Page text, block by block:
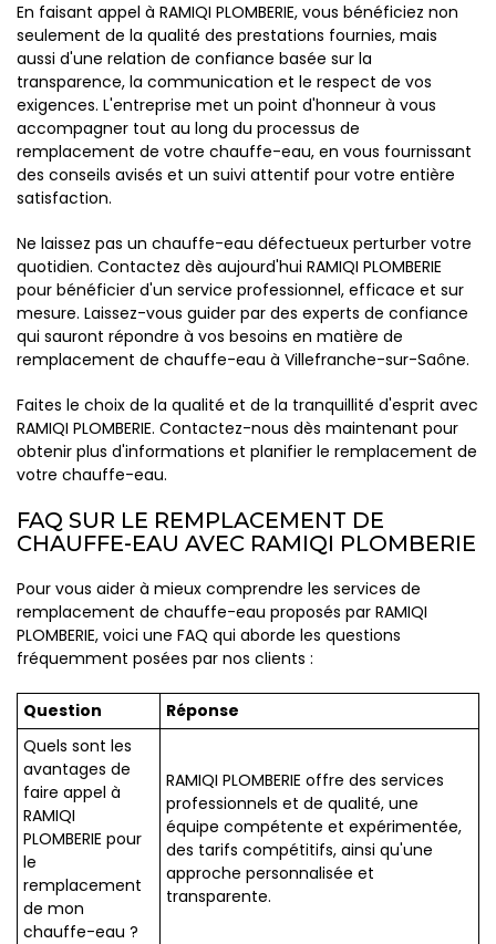
En faisant appel à RAMIQI PLOMBERIE, vous bénéficiez non
seulement de la qualité des prestations fournies, mais
aussi d'une relation de confiance basée sur la
transparence, la communication et le respect de vos
exigences. L'entreprise met un point d'honneur à vous
accompagner tout au long du processus de
remplacement de votre chauffe-eau, en vous fournissant
des conseils avisés et un suivi attentif pour votre entière
satisfaction.
Ne laissez pas un chauffe-eau défectueux perturber votre
quotidien. Contactez dès aujourd'hui RAMIQI PLOMBERIE
pour bénéficier d'un service professionnel, efficace et sur
mesure. Laissez-vous guider par des experts de confiance
qui sauront répondre à vos besoins en matière de
remplacement de chauffe-eau à Villefranche-sur-Saône.
Faites le choix de la qualité et de la tranquillité d'esprit avec
RAMIQI PLOMBERIE. Contactez-nous dès maintenant pour
obtenir plus d'informations et planifier le remplacement de
votre chauffe-eau.
FAQ SUR LE REMPLACEMENT DE
CHAUFFE-EAU AVEC RAMIQI PLOMBERIE
Pour vous aider à mieux comprendre les services de
remplacement de chauffe-eau proposés par RAMIQI
PLOMBERIE, voici une FAQ qui aborde les questions
fréquemment posées par nos clients :
Question
Réponse
Quels sont les
avantages de
faire appel à
RAMIQI
PLOMBERIE pour
le
remplacement
de mon
chauffe-eau ?
RAMIQI PLOMBERIE offre des services
professionnels et de qualité, une
équipe compétente et expérimentée,
des tarifs compétitifs, ainsi qu'une
approche personnalisée et
transparente.